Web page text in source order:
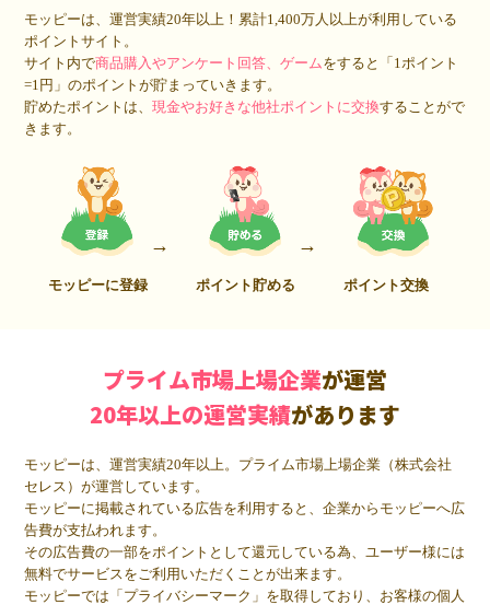
モッピーは、運営実績20年以上！累計1,400万人 以上が利用している
ポイントサイト。
サイト内で商品購入やアンケート回答、ゲームをすると「1ポイント
=1円」のポイントが貯まっていきます。
貯めたポイントは、現金やお好きな他社ポイントに交換することがで
きます。
モッピーに登録 ポイント貯める ポイント交換
プライム市場上場企業が運営
20年以上の運営実績があります
モッピーは、運営実績20年以上。プライム市場上場企業（株式会社
セレス）が運営しています。
モッピーに掲載されている広告を利用すると、企業からモッピーへ広
告費が支払われます。
その広告費の一部をポイントとして還元している為、ユーザー様には
無料でサービスをご利用いただくことが出来ます。
モッピーでは「プライバシーマーク」を取得しており、お客様の個人